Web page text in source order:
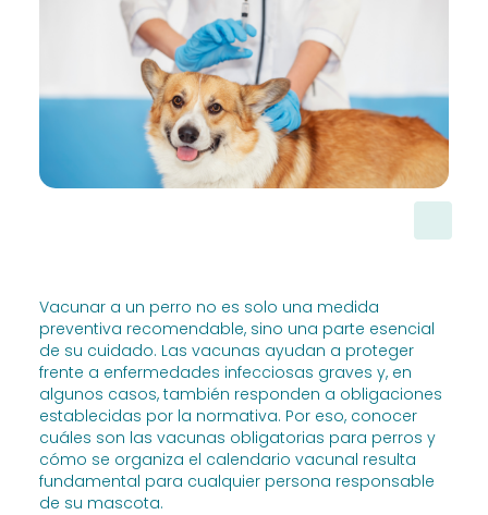
Vacunar a un perro no es solo una medida
preventiva recomendable, sino una parte esencial
de su cuidado. Las vacunas ayudan a proteger
frente a enfermedades infecciosas graves y, en
algunos casos, también responden a obligaciones
establecidas por la normativa. Por eso, conocer
cuáles son las vacunas obligatorias para perros y
cómo se organiza el calendario vacunal resulta
fundamental para cualquier persona responsable
de su mascota.